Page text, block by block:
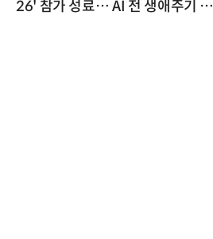
26' 참가 성료… AI 전 생애주기 아